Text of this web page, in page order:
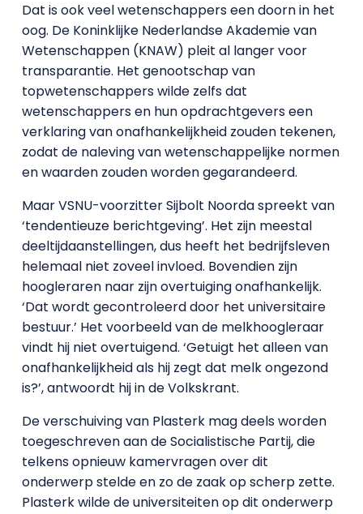
Dat is ook veel wetenschappers een doorn in het
oog. De Koninklijke Nederlandse Akademie van
Wetenschappen (KNAW) pleit al langer voor
transparantie. Het genootschap van
topwetenschappers wilde zelfs dat
wetenschappers en hun opdrachtgevers een
verklaring van onafhankelijkheid zouden tekenen,
zodat de naleving van wetenschappelijke normen
en waarden zouden worden gegarandeerd.
Maar VSNU-voorzitter Sijbolt Noorda spreekt van
‘tendentieuze berichtgeving’. Het zijn meestal
deeltijdaanstellingen, dus heeft het bedrijfsleven
helemaal niet zoveel invloed. Bovendien zijn
hoogleraren naar zijn overtuiging onafhankelijk.
‘Dat wordt gecontroleerd door het universitaire
bestuur.’ Het voorbeeld van de melkhoogleraar
vindt hij niet overtuigend. ‘Getuigt het alleen van
onafhankelijkheid als hij zegt dat melk ongezond
is?’, antwoordt hij in de Volkskrant.
De verschuiving van Plasterk mag deels worden
toegeschreven aan de Socialistische Partij, die
telkens opnieuw kamervragen over dit
onderwerp stelde en zo de zaak op scherp zette.
Plasterk wilde de universiteiten op dit onderwerp